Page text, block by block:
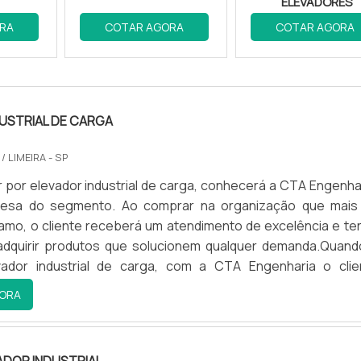
perfeitas condições. Veja o
passo a passo da
amelhor manutenção
capacitados e atualizados com as últimas
melhorias significativas na performance de
projetos de embelezamento.
COTAR AGORA COTAR AGORA
DE CARGA
/ LIMEIRA - SP
por elevador industrial de carga, conhecerá a CTA
do segmento. Ao comprar na organização que
o cliente receberá um atendimento de excelência e
produtos que solucionem qualquer
industrial de carga, com a CTA Engenharia o
e comprometimento com o resultado
INDUSTRIAL DE CARGAA CTA Engenharia objetiva
uma estrutura aos clientes com escritório de